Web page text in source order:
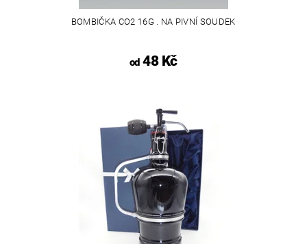
BOMBIČKA CO2 16G . NA PIVNÍ SOUDEK
od48 Kč